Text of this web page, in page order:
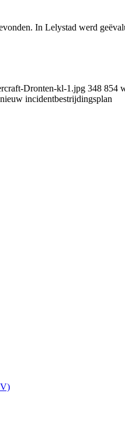
In Lelystad werd
Dronten-kl-1.jpg 348 854
incidentbestrijdingsplan